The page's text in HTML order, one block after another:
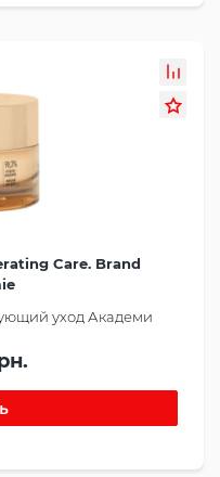
Care. Brand
уход Академи